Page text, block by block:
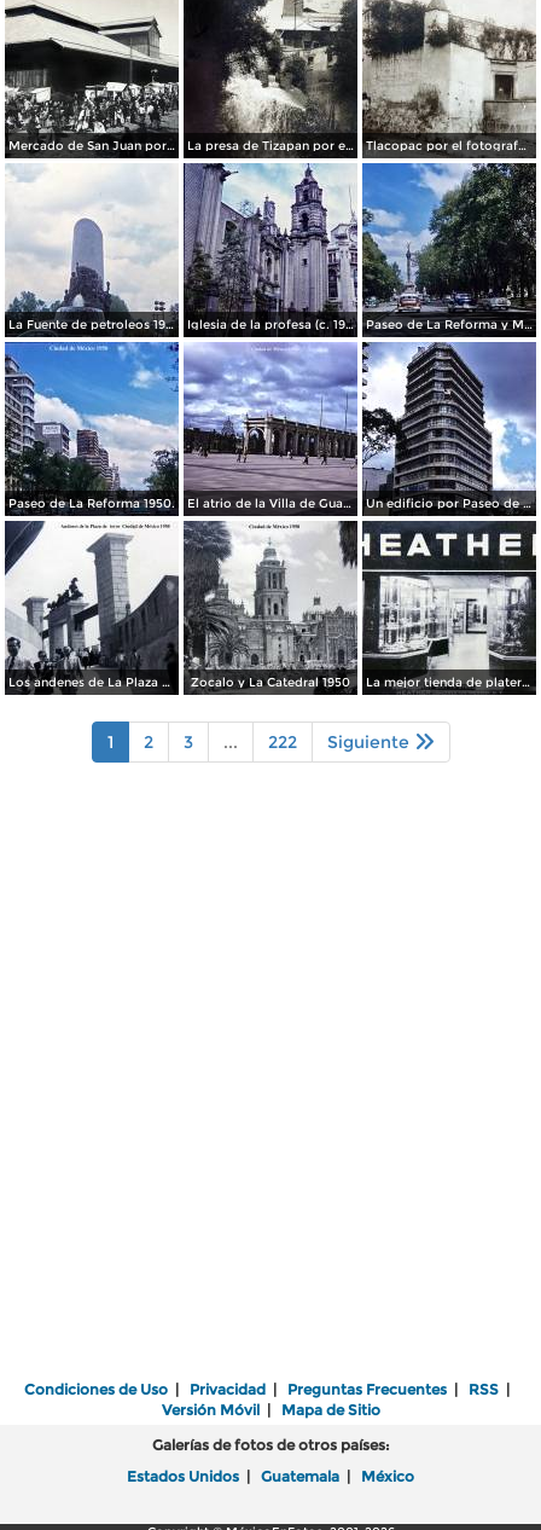
Mercado de San Juan por el fotografo Felix Miret La presa de Tizapan por el fotografo Fernando Kososky. ( Circulada el 22 de Diembre de 1910 ). Tlacopac por el fotografo Hugo Brehme.
La Fuente de petroleos 1950. Iglesia de la profesa (c. 1950) Paseo de La Reforma y Mto a La Independencia 1950
Paseo de La Reforma 1950. El atrio de la Villa de Guadalupe 1950. Un edificio por Paseo de La Reforma 1950
Los andenes de La Plaza de toros Ciudad de México 1950 Zocalo y La Catedral 1950 La mejor tienda de plateria.
1 2 3 ... 222 Siguiente
Condiciones de Uso | Privacidad | Preguntas Frecuentes | RSS |
Versión Móvil| Mapa de Sitio
Galerías de fotos de otros países:
Estados Unidos | Guatemala | México